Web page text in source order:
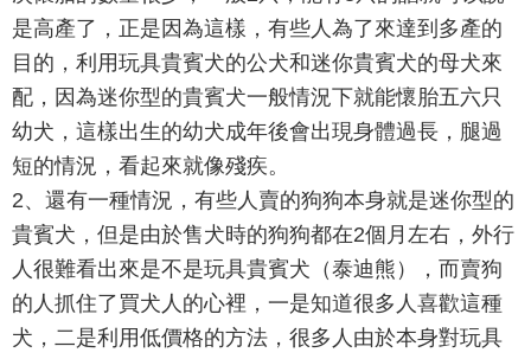
是高產了，正是因為這樣，有些人為了來達到多產的
目的，利用玩具貴賓犬的公犬和迷你貴賓犬的母犬來
配，因為迷你型的貴賓犬一般情況下就能懷胎五六只
幼犬，這樣出生的幼犬成年後會出現身體過長，腿過
短的情況，看起來就像殘疾。
2、還有一種情況，有些人賣的狗狗本身就是迷你型的
貴賓犬，但是由於售犬時的狗狗都在2個月左右，外行
人很難看出來是不是玩具貴賓犬（泰迪熊），而賣狗
的人抓住了買犬人的心裡，一是知道很多人喜歡這種
犬，二是利用低價格的方法，很多人由於本身對玩具